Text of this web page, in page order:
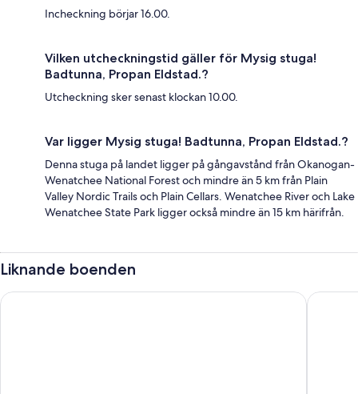
Incheckning börjar 16.00.
Vilken utcheckningstid gäller för Mysig stuga!
Badtunna, Propan Eldstad.?
Utcheckning sker senast klockan 10.00.
Var ligger Mysig stuga! Badtunna, Propan Eldstad.?
Denna stuga på landet ligger på gångavstånd från Okanogan-
Wenatchee National Forest och mindre än 5 km från Plain
Valley Nordic Trails och Plain Cellars. Wenatchee River och Lake
Wenatchee State Park ligger också mindre än 15 km härifrån.
Liknande boenden
Weekend Hideout in Leavenworth Kahler